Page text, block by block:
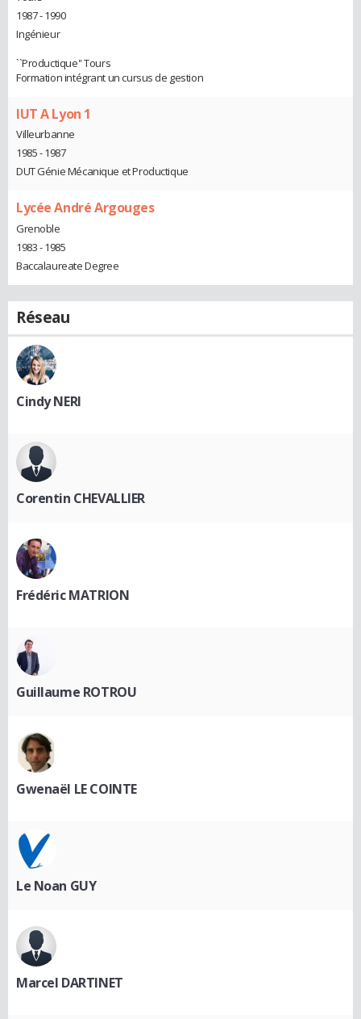
1987 - 1990
Ingénieur
``Productique'' Tours
Formation intégrant un cursus de gestion
IUT A Lyon 1
Villeurbanne
1985 - 1987
DUT Génie Mécanique et Productique
Lycée André Argouges
Grenoble
1983 - 1985
Baccalaureate Degree
Réseau
Cindy NERI
Corentin CHEVALLIER
Frédéric MATRION
Guillaume ROTROU
Gwenaël LE COINTE
Le Noan GUY
Marcel DARTINET